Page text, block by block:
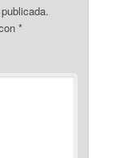
*